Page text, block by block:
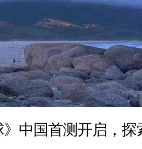
中国首测开启，